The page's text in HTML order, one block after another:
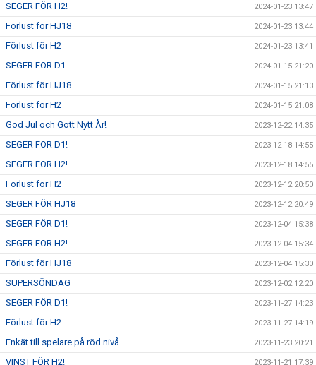
SEGER FÖR H2! 2024-01-23 13:47
Förlust för HJ18 2024-01-23 13:44
Förlust för H2 2024-01-23 13:41
SEGER FÖR D1 2024-01-15 21:20
Förlust för HJ18 2024-01-15 21:13
Förlust för H2 2024-01-15 21:08
God Jul och Gott Nytt År! 2023-12-22 14:35
SEGER FÖR D1! 2023-12-18 14:55
SEGER FÖR H2! 2023-12-18 14:55
Förlust för H2 2023-12-12 20:50
SEGER FÖR HJ18 2023-12-12 20:49
SEGER FÖR D1! 2023-12-04 15:38
SEGER FÖR H2! 2023-12-04 15:34
Förlust för HJ18 2023-12-04 15:30
SUPERSÖNDAG 2023-12-02 12:20
SEGER FÖR D1! 2023-11-27 14:23
Förlust för H2 2023-11-27 14:19
Enkät till spelare på röd nivå 2023-11-23 20:21
VINST FÖR H2! 2023-11-21 17:39